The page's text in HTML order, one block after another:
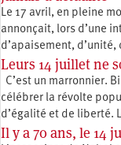
Le 17 avril, en pleine
annonçait, lors d’une
d’apaisement,
Leurs 14 juillet ne
C’est un marronnier.
célébrer la révolte
d’égalité et de liberté.
Il y a 70 ans, le 14